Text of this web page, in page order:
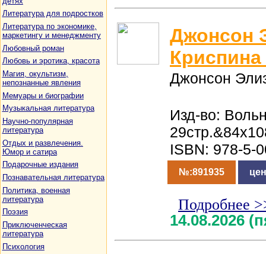
Литература для подростков
Литература по экономике,
маркетингу и менеджменту
Любовный роман
Любовь и эротика, красота
Магия, окультизм,
непознанные явления
Мемуары и биографии
Музыкальная литература
Научно-популярная
литература
Отдых и развлечения.
Юмор и сатира
Подарочные издания
Познавательная литература
Политика, военная
литература
Поэзия
Приключенческая
литература
Психология
Джонсон
Джонсон
Изд-во:
ISBN: 978-5-
№:891935
Подробнее
14.08.2026